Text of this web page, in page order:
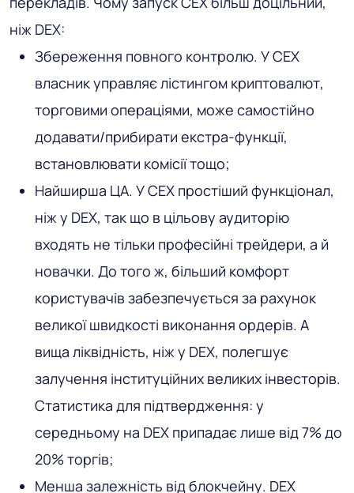
ніж DEX:
Збереження повного контролю. У CEX
власник управляє лістингом криптовалют,
торговими операціями, може самостійно
додавати/прибирати екстра-функції,
встановлювати комісії тощо;
Найширша ЦА. У CEX простіший функціонал,
ніж у DEX, так що в цільову аудиторію
входять не тільки професійні трейдери, а й
новачки. До того ж, більший комфорт
користувачів забезпечується за рахунок
великої швидкості виконання ордерів. А
вища ліквідність, ніж у DEX, полегшує
залучення інституційних великих інвесторів.
Статистика для підтвердження: у
середньому на DEX припадає лише від 7% до
20% торгів;
Менша залежність від блокчейну. DEX